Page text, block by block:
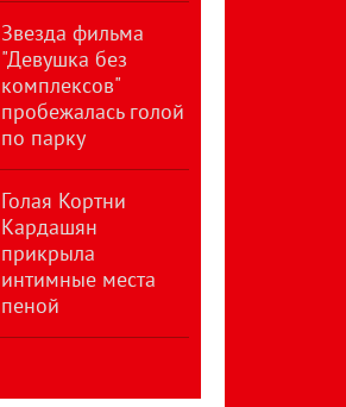
Звезда фильма
"Девушка без
комплексов"
пробежалась голой
по парку
Голая Кортни
Кардашян
прикрыла
интимные места
пеной